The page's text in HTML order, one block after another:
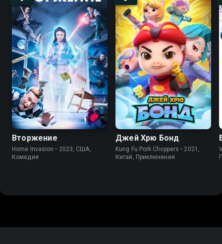
Вторжение
Home Invasion • 2023, США,
Комедия
Джей Хрю Бонд
Kung Fu Pork Choppers • 2021,
Китай, Приключения